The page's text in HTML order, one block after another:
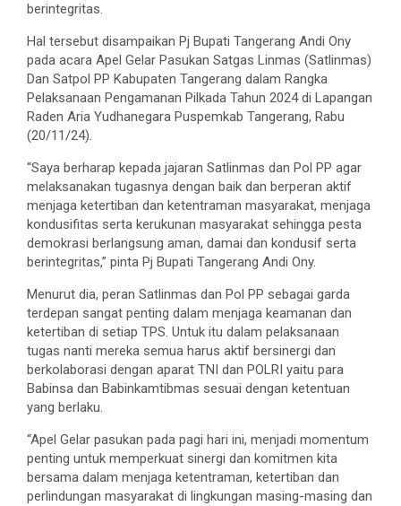
berintegritas.
Hal tersebut disampaikan Pj Bupati Tangerang Andi Ony
pada acara Apel Gelar Pasukan Satgas Linmas (Satlinmas)
Dan Satpol PP Kabupaten Tangerang dalam Rangka
Pelaksanaan Pengamanan Pilkada Tahun 2024 di Lapangan
Raden Aria Yudhanegara Puspemkab Tangerang, Rabu
(20/11/24).
“Saya berharap kepada jajaran Satlinmas dan Pol PP agar
melaksanakan tugasnya dengan baik dan berperan aktif
menjaga ketertiban dan ketentraman masyarakat, menjaga
kondusifitas serta kerukunan masyarakat sehingga pesta
demokrasi berlangsung aman, damai dan kondusif serta
berintegritas,” pinta Pj Bupati Tangerang Andi Ony.
Menurut dia, peran Satlinmas dan Pol PP sebagai garda
terdepan sangat penting dalam menjaga keamanan dan
ketertiban di setiap TPS. Untuk itu dalam pelaksanaan
tugas nanti mereka semua harus aktif bersinergi dan
berkolaborasi dengan aparat TNI dan POLRI yaitu para
Babinsa dan Babinkamtibmas sesuai dengan ketentuan
yang berlaku.
“Apel Gelar pasukan pada pagi hari ini, menjadi momentum
penting untuk memperkuat sinergi dan komitmen kita
bersama dalam menjaga ketentraman, ketertiban dan
perlindungan masyarakat di lingkungan masing-masing dan